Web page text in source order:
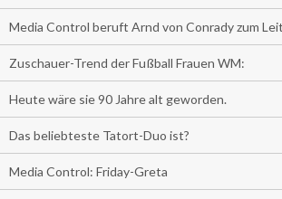
Media Control beruft Arnd von Conrady zum
Zuschauer-Trend der Fußball Frauen WM:
Heute wäre sie 90 Jahre alt geworden.
Das beliebteste Tatort-Duo ist?
Media Control: Friday-Greta